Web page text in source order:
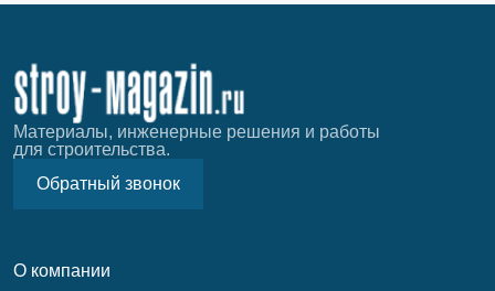
Материалы, инженерные решения и работы
для строительства.
Обратный звонок
О компании